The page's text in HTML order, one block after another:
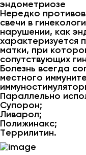
эндометриозе
Нередко
свечи в
нарушении, как
характеризуется
матки, при
сопутствующих
Болезнь всегда
местного
Параллельно
Супорон;
Ливарол;
Полижинакс;
Террилитин.